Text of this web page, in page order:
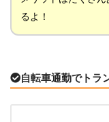
るよ！
自転車通勤でトラ